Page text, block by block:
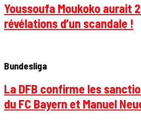
Youssoufa Moukoko aurait
révélations d’un scandale !
Bundesliga
La DFB confirme les
du FC Bayern et Manuel